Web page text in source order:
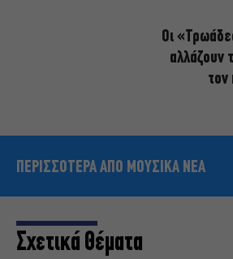
Οι
αλλάζουν
τον
ΠΕΡΙΣΣΟΤΕΡΑ ΑΠΟ ΜΟΥΣΙΚΑ ΝΕΑ
Σχετικά Θέματα